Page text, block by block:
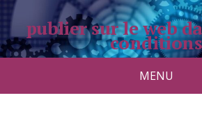
publier sur le web
conditions
MENU